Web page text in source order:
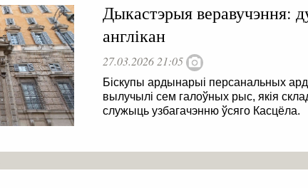
Дыкастэрыя веравучэння:
англікан
27.03.2026 21:05
Біскупы ардынарыі персанальных
вылучылі сем галоўных рыс, якія
служыць узбагачэнню ўсяго Касцёла.